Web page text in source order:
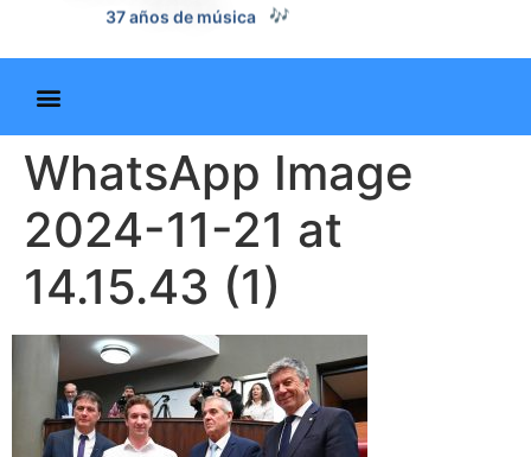
37 años de música 🎶
WhatsApp Image
2024-11-21 at
14.15.43 (1)